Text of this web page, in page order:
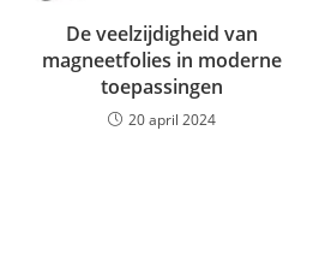
De veelzijdigheid van
magneetfolies in moderne
toepassingen
20 april 2024